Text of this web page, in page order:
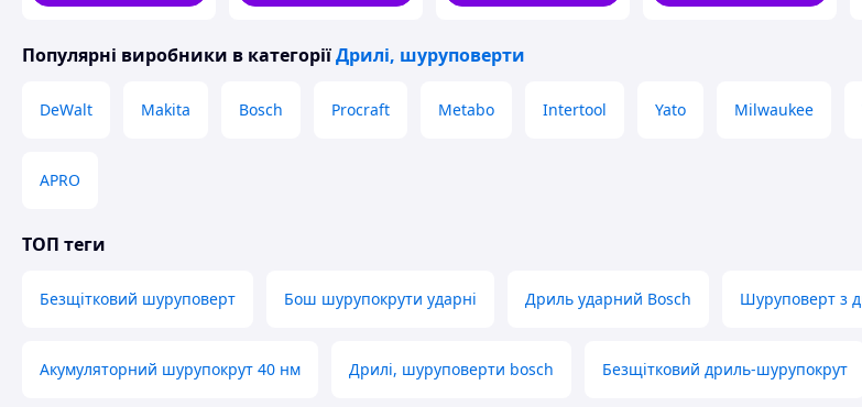
Для максимальної зручностів комплекті передбачені два акумулятори
, що дає змогу швидко міняти
Bosch GSB168-2li — це поєднання компактності, потужності та функціональності, яке робить його
Популярні виробники в категоріїДрилі, шуруповерти
DeWalt Makita Bosch Procraft Metabo Intertool Yato Milwaukee
APRO
ТОП теги
Безщітковий шуруповерт Бош шурупокрути ударні Дриль ударний Bosch Шуруповерт з
Акумуляторний шурупокрут 40 нм Дрилі, шуруповерти bosch Безщітковий дриль-шурупокрут